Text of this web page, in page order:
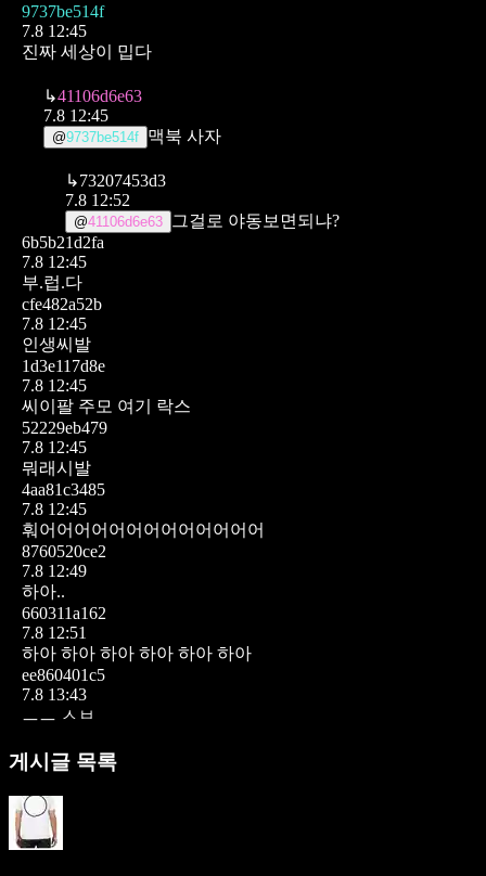
9737be514f
7.8 12:45
진짜 세상이 밉다
↳41106d6e63
7.8 12:45
@9737be514f 맥북 사자
↳73207453d3
7.8 12:52
@41106d6e63
그걸로 야동보면되냐?
6b5b21d2fa
7.8 12:45
부.럽.다
cfe482a52b
7.8 12:45
인생씨발
1d3e117d8e
7.8 12:45
씨이팔 주모 여기 락스
52229eb479
7.8 12:45
뭐래시발
4aa81c3485
7.8 12:45
훠어어어어어어어어어어어어어
8760520ce2
7.8 12:49
하아..
660311a162
7.8 12:51
하아 하아 하아 하아 하아 하아
ee860401c5
7.8 13:43
ㅡㅡ ㅅㅂ
게시글 목록